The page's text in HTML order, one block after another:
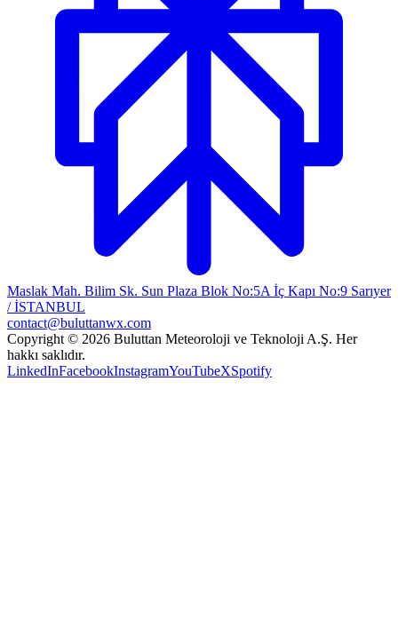
Maslak Mah. Bilim Sk. Sun Plaza Blok No:5A İç Kapı No:9 Sarıyer
/ İSTANBUL
contact@buluttanwx.com
Copyright © 2026 Buluttan Meteoroloji ve Teknoloji A.Ş. Her
hakkı saklıdır.
LinkedInFacebookInstagramYouTubeXSpotify